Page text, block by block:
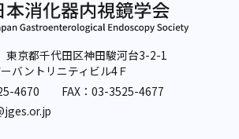
京都千代田区神田駿河台3-2-1
バントリニティビル4Ｆ
4670 FAX：03-3525-4677